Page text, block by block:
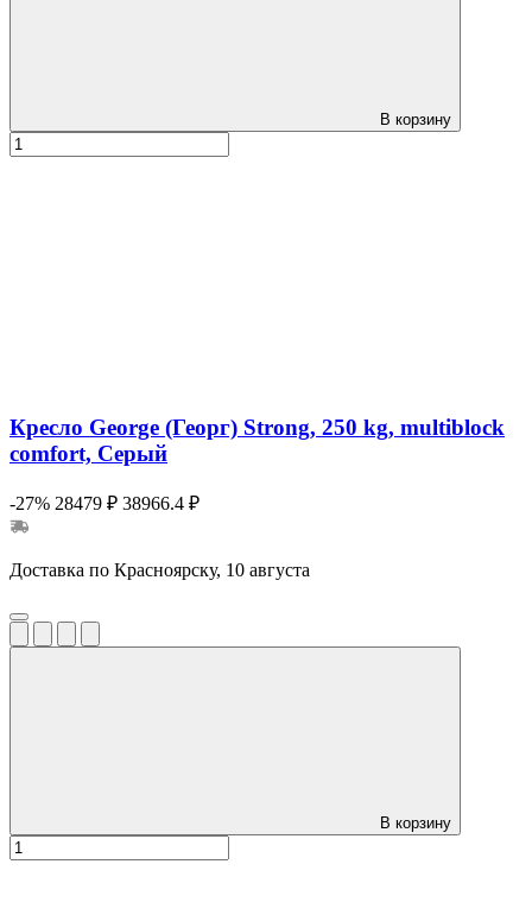
В корзину
Кресло George (Георг) Strong, 250 kg, multiblock
comfort, Серый
-27% 28479 ₽ 38966.4 ₽
Доставка по Красноярску, 10 августа
В корзину